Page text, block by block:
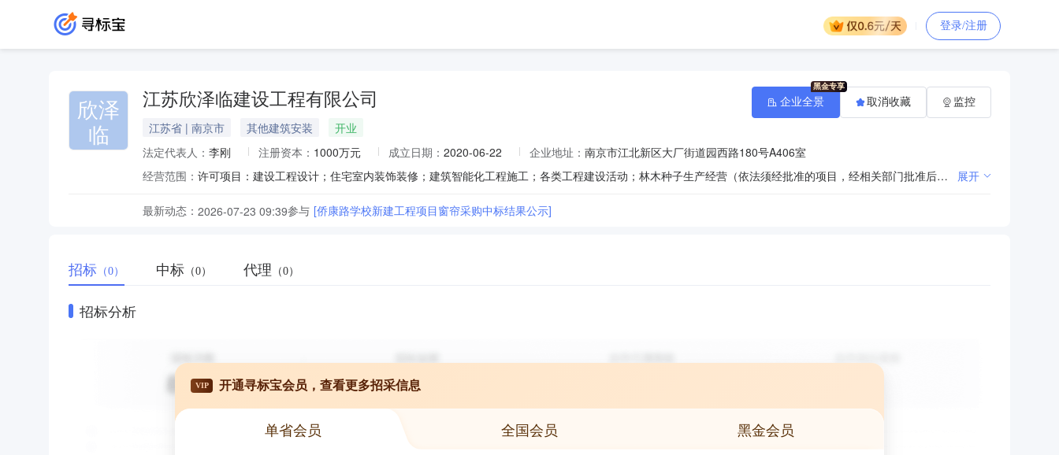
登录/注册
欣泽
临
江苏欣泽临建设工程有限公司
江苏省 | 南京市 其他建筑安装
开业
法定代表人： 李刚 注册资本： 1000万元 成立日期： 2020-06-22 企业地址： 南京市江北新区大厂街道园西路180号A406室
经营范围：
许可项目：建设工程设计；住宅室内装饰装修；建筑智能化工程施工；各类工程建设活动；林木种子生产经营（依法须经批准的项目，经相关部门批准后方可开展经营活动，具体经营项目以审批结果为准）一般项目：土石方工程施工；园林绿化工程施工；市政设施管理；电子专用设备销售；电力电子元器件销售；普通机械设备安装服务；体育场地设施工程施工；地板销售；塑料制品销售；建筑材料销售；金属材料销售；体育用品及器材批发；体育用品及器材零售；木材销售；办公用品销售；办公设备销售；日用百货销售；办公设备耗材销售；文具用品批发；文具用品零售；玩具销售；电子产品销售；家具销售；白蚁防治服务；劳务服务（不含劳务派遣）（除依法须经批准的项目外，凭营业执照依法自主开展经营活动） 展开
最新动态： 2026-07-23 09:39参与 [侨康路学校新建工程项目窗帘采购中标结果公示]
企业全景 取消收藏 监控
招标 （0） 中标 （0） 代理 （0）
招标分析
VIP 开通寻标宝会员，查看更多招采信息
单省会员 全国会员 黑金会员